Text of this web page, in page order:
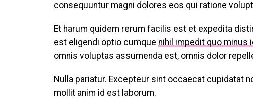
consequuntur magni dolores eos qui ratione
Et harum quidem rerum facilis est et expedita
est eligendi optio cumque nihil impedit quo minus
omnis voluptas assumenda est, omnis dolor
Nulla pariatur. Excepteur sint occaecat cupidatat
mollit anim id est laborum.